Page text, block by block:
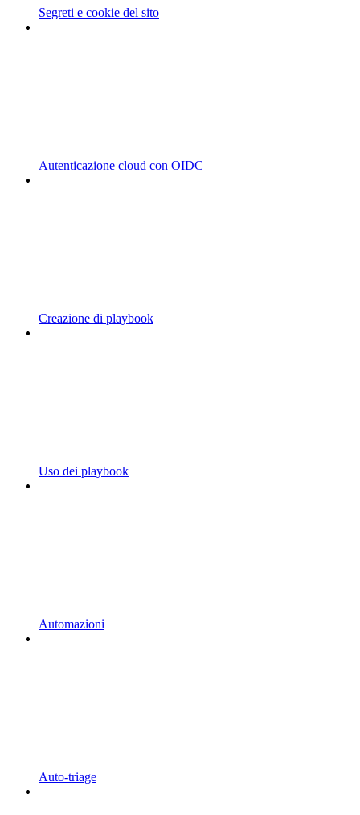
Segreti e cookie del sito
Autenticazione cloud con OIDC
Creazione di playbook
Uso dei playbook
Automazioni
Auto-triage